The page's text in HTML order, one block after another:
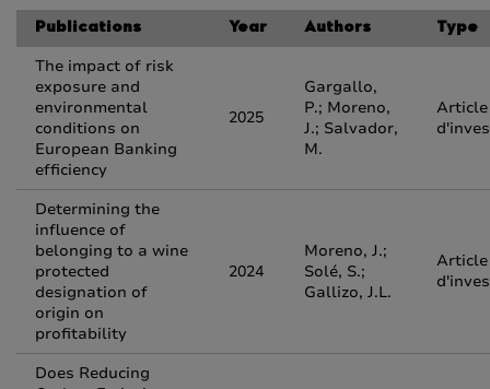
Publications Year Authors Type
The impact of risk
exposure and
environmental
conditions on
European Banking
efficiency
2025
Gargallo,
P.; Moreno,
J.; Salvador,
M.
Article
Determining the
influence of
belonging to a wine
protected
designation of
origin on
profitability
2024
Moreno, J.;
Solé, S.;
Gallizo, J.L.
Article
Does Reducing